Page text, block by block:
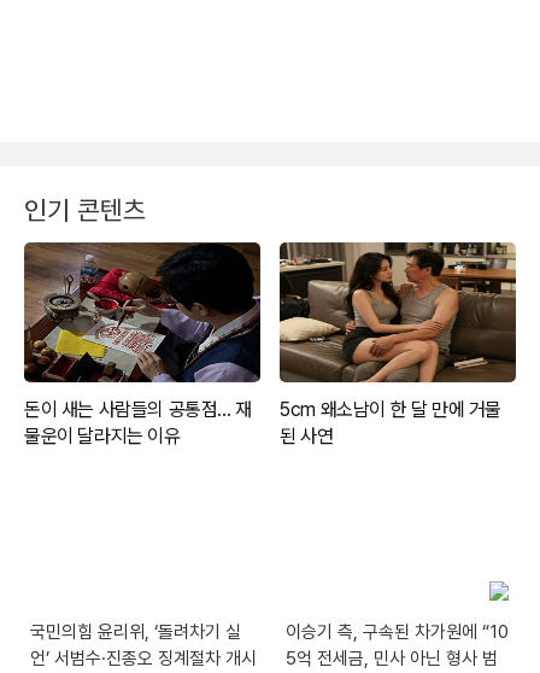
인기 콘텐츠
국민의힘 윤리위, ‘돌려차기 실
언’ 서범수·진종오 징계절차 개시
이승기 측, 구속된 차가원에 “10
5억 전세금, 민사 아닌 형사 범